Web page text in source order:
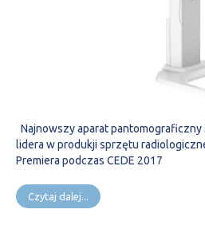
Najnowszy aparat pantomograficzny
lidera w produkji sprzętu
Premiera podczas CEDE 2017
Czytaj dalej...